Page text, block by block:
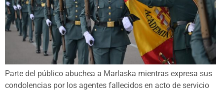
Parte del público abuchea a Marlaska mientras expresa sus
condolencias por los agentes fallecidos en acto de servicio